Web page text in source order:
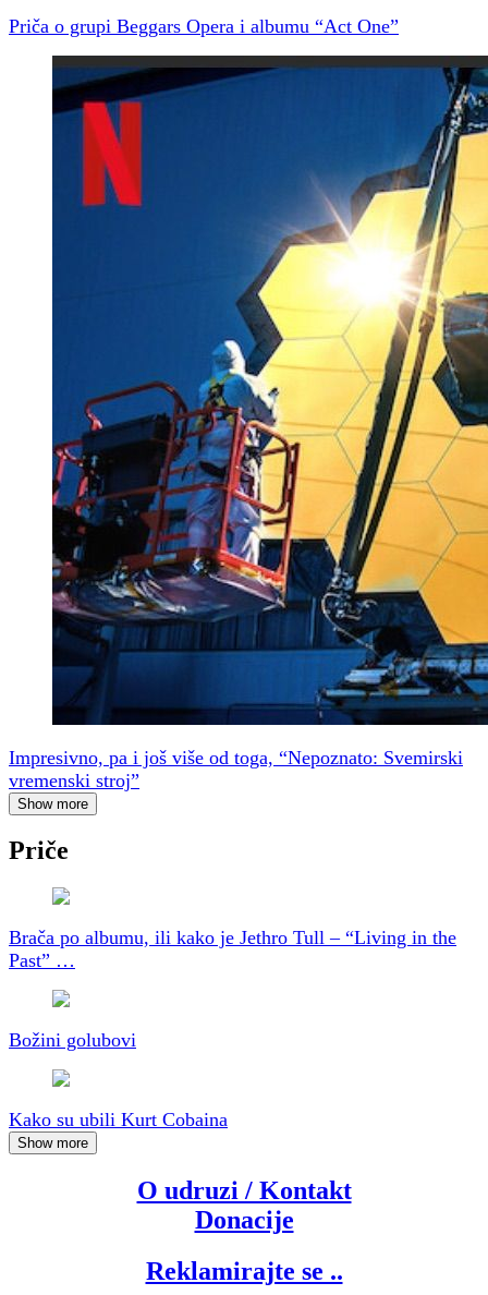
Priča o grupi Beggars Opera i albumu “Act One”
Impresivno, pa i još više od toga, “Nepoznato: Svemirski
vremenski stroj”
Show more
Priče
Brača po albumu, ili kako je Jethro Tull – “Living in the
Past” …
Božini golubovi
Kako su ubili Kurt Cobaina
Show more
O udruzi / Kontakt
Donacije
Reklamirajte se ..